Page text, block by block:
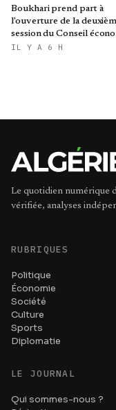
Boukhari prend part à
l'ouverture de la
session du Conseil
social, culturel et
IL Y A 6 H
Le quotidien numérique
vérifiée, analyses
RUBRIQUES
Politique
Économie
Société
Culture
Sports
Diplomatie
LE JOURNAL
Qui sommes-nous ?